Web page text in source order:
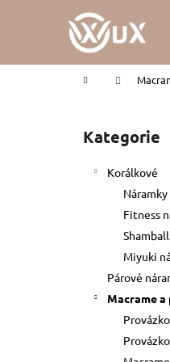
Domů
Přeskočit
kategorie
Kategorie
Korálkové
Fitness
Miyuki
Párové
Macrame
í
Zpět
do
Zpět
do
KABBALAH